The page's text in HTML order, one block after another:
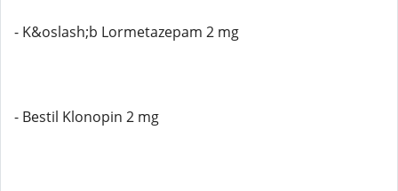
- K&oslash;b Lormetazepam 2 mg
- Bestil Klonopin 2 mg